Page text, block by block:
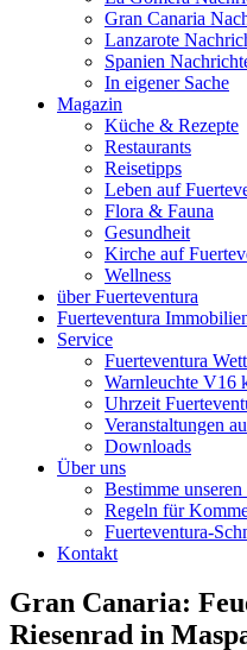
Gran Canaria
Lanzarote
Spanien
In eigener Sache
Magazin
Küche & Rezepte
Restaurants
Reisetipps
Leben auf
Flora & Fauna
Gesundheit
Kirche auf
Wellness
über Fuerteventura
Fuerteventura
Service
Fuerteventura
Warnleuchte V16
Uhrzeit
Veranstaltungen
Downloads
Über uns
Bestimme
Regeln für
Fuerteventura-
Kontakt
Gran Canaria:
Riesenrad in